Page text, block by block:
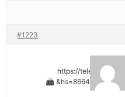
#1223
📠 +
https://telegra.ph/